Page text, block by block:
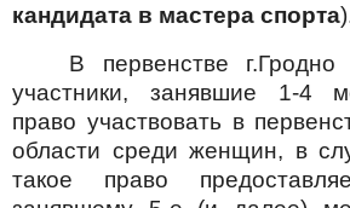
кандидата в мастера спорта
В первенстве г.Гродно
участники, занявшие 1-4
право участвовать в
области среди женщин, в
такое право